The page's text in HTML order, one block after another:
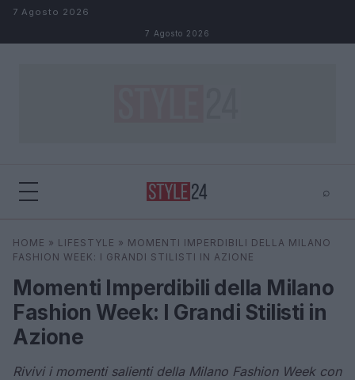
Salta al contenuto
7 Agosto 2026
7 Agosto 2026
⌕
Cerca ⌕ ×
HOME » LIFESTYLE » MOMENTI IMPERDIBILI DELLA MILANO
FASHION WEEK: I GRANDI STILISTI IN AZIONE
Momenti Imperdibili della Milano
Fashion Week: I Grandi Stilisti in
Azione
Rivivi i momenti salienti della Milano Fashion Week con